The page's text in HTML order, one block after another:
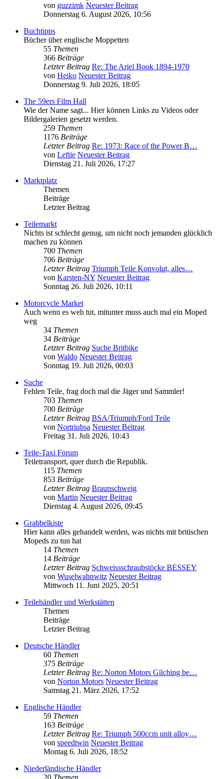
von guzzimk Neuester Beitrag
Donnerstag 6. August 2026, 10:56
Buchtipps
Bücher über englische Moppetten
55 Themen
366 Beiträge
Letzter Beitrag Re: The Ariel Book 1894-1970
von Heiko Neuester Beitrag
Donnerstag 9. Juli 2026, 18:05
The 59ers Film Hall
Wie der Name sagt... Hier können Links zu Videos oder
Bildergalerien gesetzt werden.
259 Themen
1176 Beiträge
Letzter Beitrag Re: 1973: Race of the Power B…
von Leftie Neuester Beitrag
Dienstag 21. Juli 2026, 17:27
Marktplatz
Themen
Beiträge
Letzter Beitrag
Teilemarkt
Nichts ist schlecht genug, um nicht noch jemanden glücklich
machen zu können
700 Themen
706 Beiträge
Letzter Beitrag Triumph Teile Konvolut, alles…
von Karsten-NY Neuester Beitrag
Sonntag 26. Juli 2026, 10:11
Motorcycle Market
Auch wenn es weh tut, mitunter muss auch mal ein Moped
weg
34 Themen
34 Beiträge
Letzter Beitrag Suche Britbike
von Waldo Neuester Beitrag
Sonntag 19. Juli 2026, 00:03
Suche
Fehlen Teile, frag doch mal die Jäger und Sammler!
703 Themen
700 Beiträge
Letzter Beitrag BSA/Triumph/Ford Teile
von Nortriubsa Neuester Beitrag
Freitag 31. Juli 2026, 10:43
Teile-Taxi Forum
Teiletransport, quer durch die Republik.
115 Themen
853 Beiträge
Letzter Beitrag Braunschweig
von Martin Neuester Beitrag
Dienstag 4. August 2026, 09:45
Grabbelkiste
Hier kann alles gehandelt werden, was nichts mit britischen
Mopeds zu tun hat
14 Themen
14 Beiträge
Letzter Beitrag Schweissschraubstöcke BESSEY
von Wuselwahnwitz Neuester Beitrag
Mittwoch 11. Juni 2025, 20:51
Teilehändler und Werkstätten
Themen
Beiträge
Letzter Beitrag
Deutsche Händler
60 Themen
375 Beiträge
Letzter Beitrag Re: Norton Motors Gilching be…
von Norton Motors Neuester Beitrag
Samstag 21. März 2026, 17:52
Englische Händler
59 Themen
163 Beiträge
Letzter Beitrag Re: Triumph 500ccm unit alloy…
von speedtwin Neuester Beitrag
Montag 6. Juli 2026, 18:52
Niederländische Händler
20 Themen